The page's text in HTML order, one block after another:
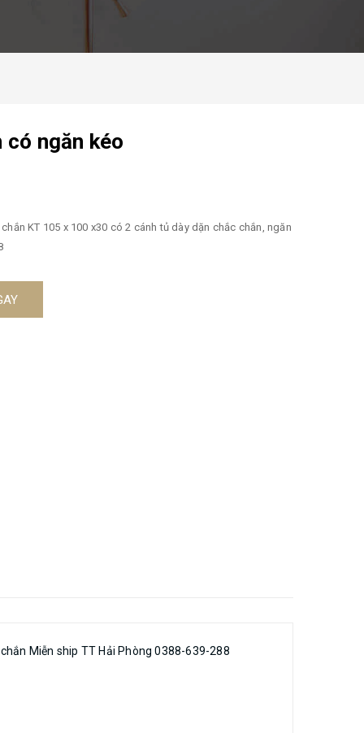
ngăn kéo
KT 105 x 100 x30 có 2 cánh tủ dày dặn chắc chắn, ngăn
Miễn ship TT Hải Phòng 0388-639-288